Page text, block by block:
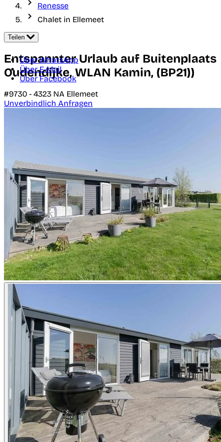
Renesse
Chalet in Ellemeet
Teilen
Über WhatsApp
Über E-Mail
Über Facebook
Entspannter Urlaub auf Buitenplaats
Oudendijke, WLAN Kamin, (BP21))
#9730 - 4323 NA Ellemeet
Unverbindlich Anfragen